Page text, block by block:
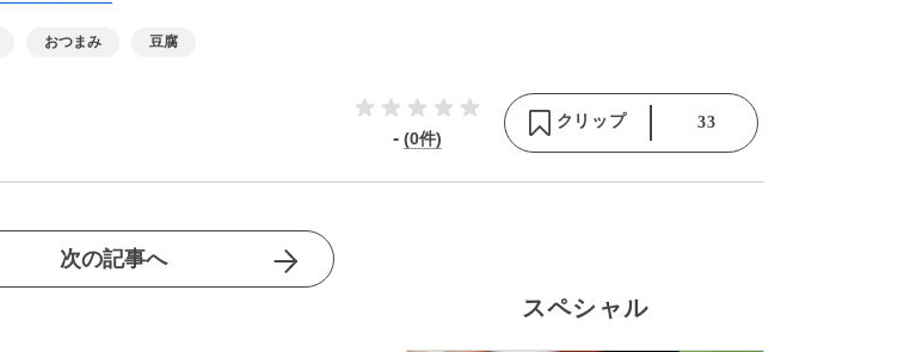
おつまみ 豆腐
- (0件)
クリップ 33
次の記事へ
スペシャル